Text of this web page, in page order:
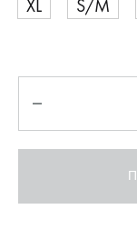
XL
S/M